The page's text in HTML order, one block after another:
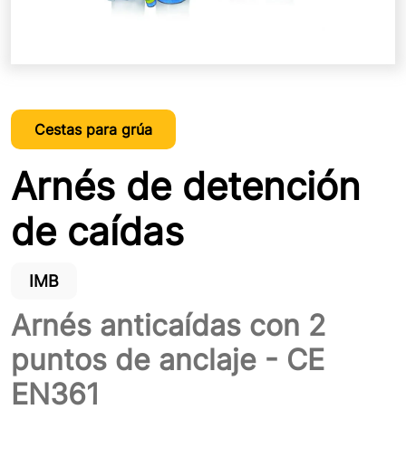
Cestas para grúa
Arnés de detención
de caídas
IMB
Arnés anticaídas con 2
puntos de anclaje - CE
EN361